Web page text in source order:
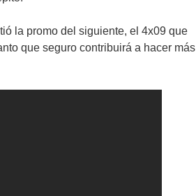
la promo del siguiente, el 4x09 que
que seguro contribuirá a hacer más